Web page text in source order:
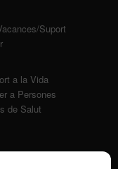
Suport
a la Vida
a Persones
de Salut